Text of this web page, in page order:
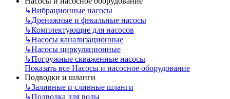
↳Вибрационные насосы
↳Дренажные и фекальные насосы
↳Комплектующие для насосов
↳Насосы канализационные
↳Насосы циркуляционные
↳Погружные скваженные насосы
Показать все Насосы и насосное оборудование
Подводки и шланги
↳Заливные и сливные шланги
↳Подводка для воды